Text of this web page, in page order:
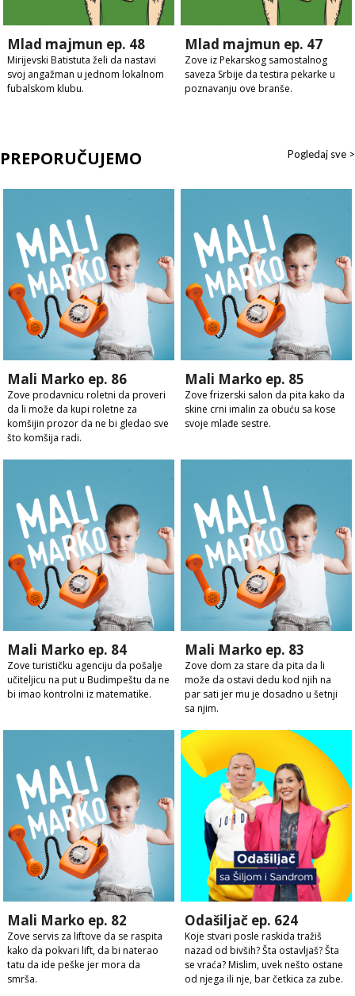
Mlad majmun ep. 48
Mirijevski Batistuta želi da nastavi
svoj angažman u jednom lokalnom
fubalskom klubu.
Mlad majmun ep. 47
Zove iz Pekarskog samostalnog
saveza Srbije da testira pekarke u
poznavanju ove branše.
PREPORUČUJEMO Pogledaj sve >
Mali Marko ep. 86
Zove prodavnicu roletni da proveri
da li može da kupi roletne za
komšijin prozor da ne bi gledao sve
što komšija radi.
Mali Marko ep. 85
Zove frizerski salon da pita kako da
skine crni imalin za obuću sa kose
svoje mlađe sestre.
Mali Marko ep. 84
Zove turističku agenciju da pošalje
učiteljicu na put u Budimpeštu da ne
bi imao kontrolni iz matematike.
Mali Marko ep. 83
Zove dom za stare da pita da li
može da ostavi dedu kod njih na
par sati jer mu je dosadno u šetnji
sa njim.
Mali Marko ep. 82
Zove servis za liftove da se raspita
kako da pokvari lift, da bi naterao
tatu da ide peške jer mora da
smrša.
Odašiljač ep. 624
Koje stvari posle raskida tražiš
nazad od bivših? Šta ostavljaš? Šta
se vraća? Mislim, uvek nešto ostane
od njega ili nje, bar četkica za zube.